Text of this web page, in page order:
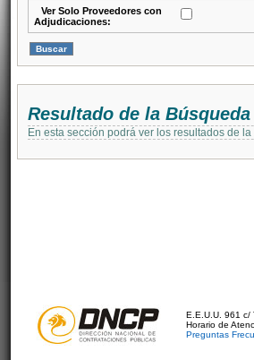
Ver Solo Proveedores con
Adjudicaciones:
Resultado de la Búsqueda
En esta sección podrá ver los resultados de
E.E.U.U. 961 c/
Horario de
Preguntas